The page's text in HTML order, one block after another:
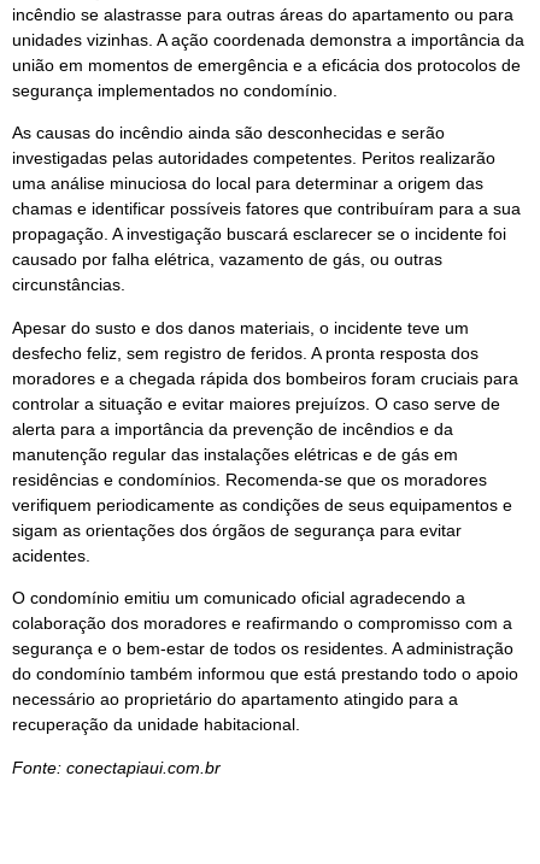
incêndio se alastrasse para outras áreas do apartamento ou para
unidades vizinhas. A ação coordenada demonstra a importância da
união em momentos de emergência e a eficácia dos protocolos de
segurança implementados no condomínio.
As causas do incêndio ainda são desconhecidas e serão
investigadas pelas autoridades competentes. Peritos realizarão
uma análise minuciosa do local para determinar a origem das
chamas e identificar possíveis fatores que contribuíram para a sua
propagação. A investigação buscará esclarecer se o incidente foi
causado por falha elétrica, vazamento de gás, ou outras
circunstâncias.
Apesar do susto e dos danos materiais, o incidente teve um
desfecho feliz, sem registro de feridos. A pronta resposta dos
moradores e a chegada rápida dos bombeiros foram cruciais para
controlar a situação e evitar maiores prejuízos. O caso serve de
alerta para a importância da prevenção de incêndios e da
manutenção regular das instalações elétricas e de gás em
residências e condomínios. Recomenda-se que os moradores
verifiquem periodicamente as condições de seus equipamentos e
sigam as orientações dos órgãos de segurança para evitar
acidentes.
O condomínio emitiu um comunicado oficial agradecendo a
colaboração dos moradores e reafirmando o compromisso com a
segurança e o bem-estar de todos os residentes. A administração
do condomínio também informou que está prestando todo o apoio
necessário ao proprietário do apartamento atingido para a
recuperação da unidade habitacional.
Fonte: conectapiaui.com.br